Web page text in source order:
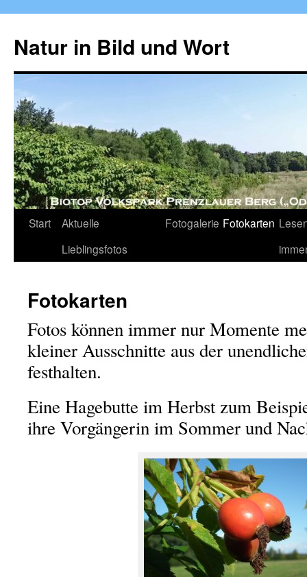
springen
Natur in Bild und Wort
Start
Aktuelle
Lieblingsfotos
Fotogalerie Fotokarten
Fotokarten
Fotos können immer nur Momente
kleiner Ausschnitte aus der
festhalten.
Eine Hagebutte im Herbst zum
ihre Vorgängerin im Sommer und